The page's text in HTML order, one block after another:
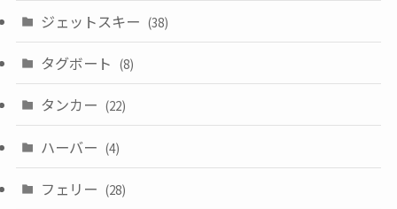
ジェットスキー (38)
タグボート (8)
タンカー (22)
ハーバー (4)
フェリー (28)